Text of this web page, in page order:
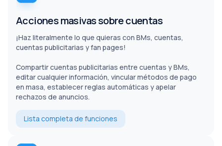
Acciones masivas sobre cuentas
¡Haz literalmente lo que quieras con BMs, cuentas,
cuentas publicitarias y fan pages!
Compartir cuentas publicitarias entre cuentas y BMs,
editar cualquier información, vincular métodos de pago
en masa, establecer reglas automáticas y apelar
rechazos de anuncios.
Lista completa de funciones